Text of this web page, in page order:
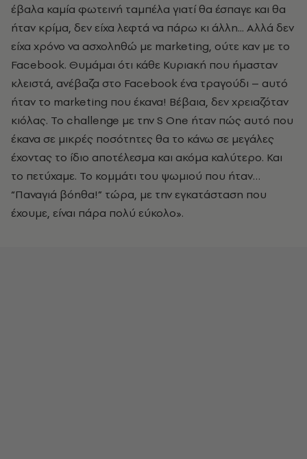
έβαλα καμία φωτεινή ταμπέλα γιατί θα έσπαγε και θα
ήταν κρίμα, δεν είχα λεφτά να πάρω κι άλλη... Αλλά δεν
είχα χρόνο να ασχοληθώ με marketing, ούτε καν με το
Facebook. Θυμάμαι ότι κάθε Κυριακή που ήμασταν
κλειστά, ανέβαζα στο Facebook ένα τραγούδι – αυτό
ήταν το marketing που έκανα! Βέβαια, δεν χρειαζόταν
κιόλας. Το challenge με την S One ήταν πώς αυτό που
έκανα σε μικρές ποσότητες θα το κάνω σε μεγάλες
έχοντας το ίδιο αποτέλεσμα και ακόμα καλύτερο. Και
το πετύχαμε. Το κομμάτι του ψωμιού που ήταν…
“Παναγιά βόηθα!” τώρα, με την εγκατάσταση που
έχουμε, είναι πάρα πολύ εύκολο».